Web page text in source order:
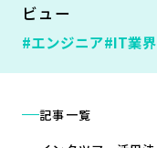
ビュー
#エンジニア#IT業界
記事一覧